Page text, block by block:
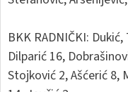
BKK RADNIČKI:
Dilparić 16,
Stojković 2, Ašćerić 8,